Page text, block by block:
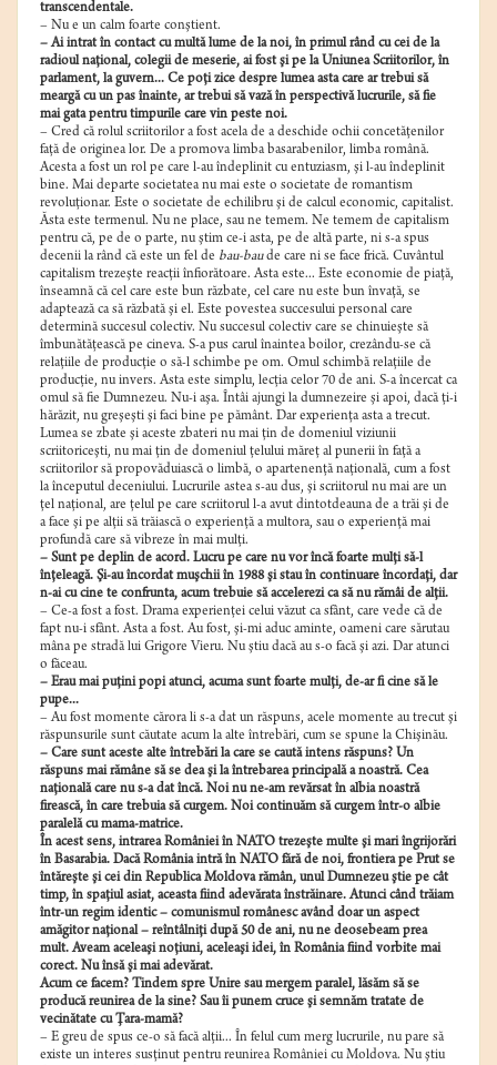
transcendentale.
– Nu e un calm foarte conştient.
– Ai intrat în contact cu multă lume de la noi, în primul rând cu cei de la
radioul naţional, colegii de meserie, ai fost şi pe la Uniunea Scriitorilor, în
parlament, la guvern... Ce poţi zice despre lumea asta care ar trebui să
meargă cu un pas înainte, ar trebui să vază în perspectivă lucrurile, să fie
mai gata pentru timpurile care vin peste noi.
– Cred că rolul scriitorilor a fost acela de a deschide ochii concetăţenilor
faţă de originea lor. De a promova limba basarabenilor, limba română.
Acesta a fost un rol pe care l-au îndeplinit cu entuziasm, şi l-au îndeplinit
bine. Mai departe societatea nu mai este o societate de romantism
revoluţionar. Este o societate de echilibru şi de calcul economic, capitalist.
Ăsta este termenul. Nu ne place, sau ne temem. Ne temem de capitalism
pentru că, pe de o parte, nu ştim ce-i asta, pe de altă parte, ni s-a spus
decenii la rând că este un fel de bau-baude care ni se face frică. Cuvântul
capitalism trezeşte reacţii înfiorătoare. Asta este... Este economie de piaţă,
înseamnă că cel care este bun răzbate, cel care nu este bun învaţă, se
adaptează ca să răzbată şi el. Este povestea succesului personal care
determină succesul colectiv. Nu succesul colectiv care se chinuieşte să
îmbunătăţească pe cineva. S-a pus carul înaintea boilor, crezându-se că
relaţiile de producţie o să-l schimbe pe om. Omul schimbă relaţiile de
producţie, nu invers. Asta este simplu, lecţia celor 70 de ani. S-a încercat ca
omul să fie Dumnezeu. Nu-i aşa. Întâi ajungi la dumnezeire şi apoi, dacă ţi-i
hărăzit, nu greşeşti şi faci bine pe pământ. Dar experienţa asta a trecut.
Lumea se zbate şi aceste zbateri nu mai ţin de domeniul viziunii
scriitoriceşti, nu mai ţin de domeniul ţelului măreţ al punerii în faţă a
scriitorilor să propovăduiască o limbă, o apartenenţă naţională, cum a fost
la începutul deceniului. Lucrurile astea s-au dus, şi scriitorul nu mai are un
ţel naţional, are ţelul pe care scriitorul l-a avut dintotdeauna de a trăi şi de
a face şi pe alţii să trăiască o experienţă a multora, sau o experienţă mai
profundă care să vibreze în mai mulţi.
– Sunt pe deplin de acord. Lucru pe care nu vor încă foarte mulţi să-l
înţeleagă. Şi-au încordat muşchii în 1988 şi stau în continuare încordaţi, dar
n-ai cu cine te confrunta, acum trebuie să accelerezi ca să nu rămâi de alţii.
– Ce-a fost a fost. Drama experienţei celui văzut ca sfânt, care vede că de
fapt nu-i sfânt. Asta a fost. Au fost, şi-mi aduc aminte, oameni care sărutau
mâna pe stradă lui Grigore Vieru. Nu ştiu dacă au s-o facă şi azi. Dar atunci
o făceau.
– Erau mai puţini popi atunci, acuma sunt foarte mulţi, de-ar fi cine să le
pupe...
– Au fost momente cărora li s-a dat un răspuns, acele momente au trecut şi
răspunsurile sunt căutate acum la alte întrebări, cum se spune la Chişinău.
– Care sunt aceste alte întrebări la care se caută intens răspuns? Un
răspuns mai rămâne să se dea şi la întrebarea principală a noastră. Cea
naţională care nu s-a dat încă. Noi nu ne-am revărsat în albia noastră
firească, în care trebuia să curgem. Noi continuăm să curgem într-o albie
paralelă cu mama-matrice.
În acest sens, intrarea României în NATO trezeşte multe şi mari îngrijorări
în Basarabia. Dacă România intră în NATO fără de noi, frontiera pe Prut se
întăreşte şi cei din Republica Moldova rămân, unul Dumnezeu ştie pe cât
timp, în spaţiul asiat, aceasta fiind adevărata înstrăinare. Atunci când trăiam
într-un regim identic – comunismul românesc având doar un aspect
amăgitor naţional – reîntâlniţi după 50 de ani, nu ne deosebeam prea
mult. Aveam aceleaşi noţiuni, aceleaşi idei, în România fiind vorbite mai
corect. Nu însă şi mai adevărat.
Acum ce facem? Tindem spre Unire sau mergem paralel, lăsăm să se
producă reunirea de la sine? Sau îi punem cruce şi semnăm tratate de
vecinătate cu Ţara-mamă?
– E greu de spus ce-o să facă alţii... În felul cum merg lucrurile, nu pare să
existe un interes susţinut pentru reunirea României cu Moldova. Nu ştiu